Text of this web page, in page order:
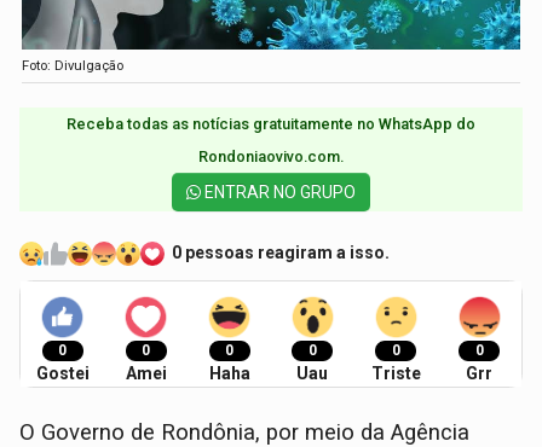
Foto: Divulgação
Receba todas as notícias gratuitamente no WhatsApp do
Rondoniaovivo.com.​
ENTRAR NO GRUPO
0 pessoas reagiram a isso.
0
Gostei
0
Amei
0
Haha
0
Uau
0
Triste
0
Grr
O Governo de Rondônia, por meio da Agência